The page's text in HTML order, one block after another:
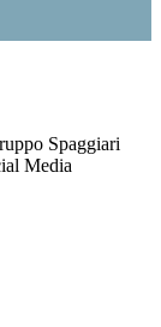
Spaggiari
Media